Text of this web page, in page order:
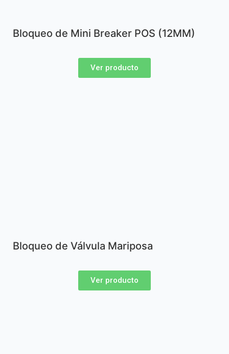
Bloqueo de Mini Breaker POS (12MM)
Ver producto
Bloqueo de Válvula Mariposa
Ver producto